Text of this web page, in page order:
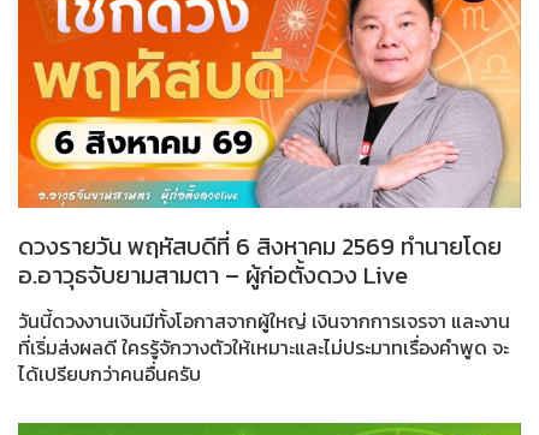
ดวงรายวัน พฤหัสบดีที่ 6 สิงหาคม 2569 ทำนายโดย
อ.อาวุธจับยามสามตา – ผู้ก่อตั้งดวง Live
วันนี้ดวงงานเงินมีทั้งโอกาสจากผู้ใหญ่ เงินจากการเจรจา และงาน
ที่เริ่มส่งผลดี ใครรู้จักวางตัวให้เหมาะและไม่ประมาทเรื่องคำพูด จะ
ได้เปรียบกว่าคนอื่นครับ